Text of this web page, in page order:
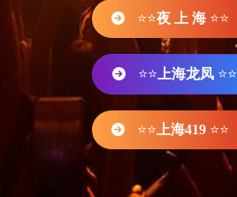
⭐⭐夜 上 海 ⭐⭐
⭐⭐ 上海龙凤 ⭐⭐
⭐⭐ 上海419 ⭐⭐